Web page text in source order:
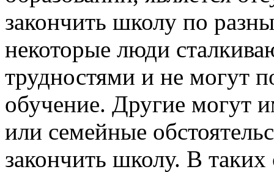
закончить школу по
некоторые люди
трудностями и не могут
обучение. Другие могут
или семейные
закончить школу. В